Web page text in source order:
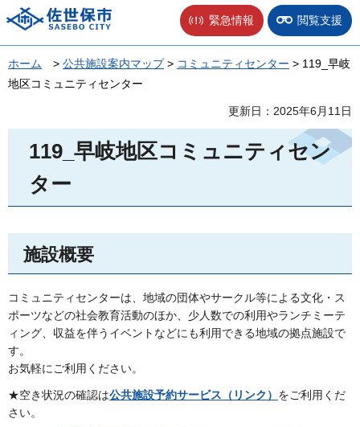
佐世保市 緊急情報 閲覧支援
ホーム > 公共施設案内マップ> コミュニティセンター > 119_早岐
地区コミュニティセンター
更新日：2025年6月11日
119_早岐地区コミュニティセン
ター
施設概要
コミュニティセンターは、地域の団体やサークル等による文化・ス
ポーツなどの社会教育活動のほか、少人数での利用やランチミーテ
ィング、収益を伴うイベントなどにも利用できる地域の拠点施設で
す。
お気軽にご利用ください。
★空き状況の確認は公共施設予約サービス（リンク） をご利用くだ
さい。